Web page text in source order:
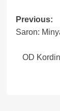
Post
Previous:
Saron:
OD